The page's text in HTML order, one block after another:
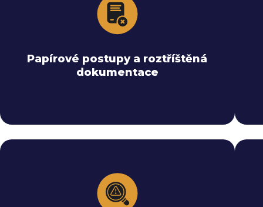
Papírové postupy a roztříštěná
dokumentace
Permit to Work digitalizuje celý proces a
vytváří jedno bezpečné úložiště s okamžitým
podpisy nahrazují tištěné formuláře a zcela
eliminují potřebu papíru.
Aktuální stav v reálném čase a kompletní